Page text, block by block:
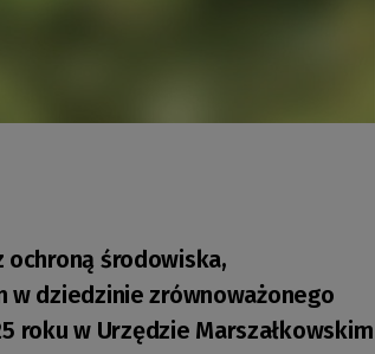
ochroną środowiska,
dziedzinie zrównoważonego
roku w Urzędzie Marszałkowskim